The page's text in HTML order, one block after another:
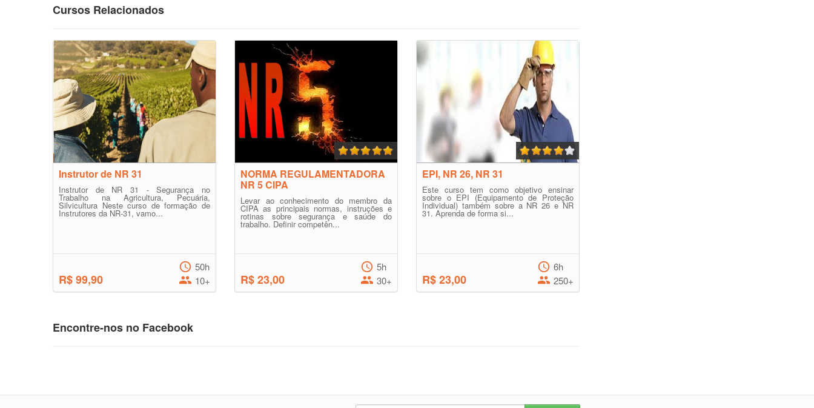
Cursos Relacionados
Instrutor de NR 31
Instrutor de NR 31 - Segurança no
Trabalho na Agricultura, Pecuária,
Silvicultura Neste curso de formação de
Instrutores da NR-31, vamo...
R$ 99,90
50h
10+
NORMA REGULAMENTADORA
NR 5 CIPA
Levar ao conhecimento do membro da
CIPA as principais normas, instruções e
rotinas sobre segurança e saúde do
trabalho. Definir competên...
R$ 23,00
5h
30+
EPI, NR 26, NR 31
Este curso tem como objetivo ensinar
sobre o EPI (Equipamento de Proteção
Individual) também sobre a NR 26 e NR
31. Aprenda de forma si...
R$ 23,00
6h
250+
Encontre-nos no Facebook